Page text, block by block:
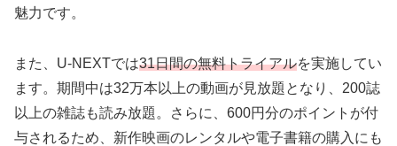
魅力です。
また、U-NEXTでは31日間の無料トライアルを実施してい
ます。期間中は32万本以上の動画が見放題となり、200誌
以上の雑誌も読み放題。さらに、600円分のポイントが付
与されるため、新作映画のレンタルや電子書籍の購入にも